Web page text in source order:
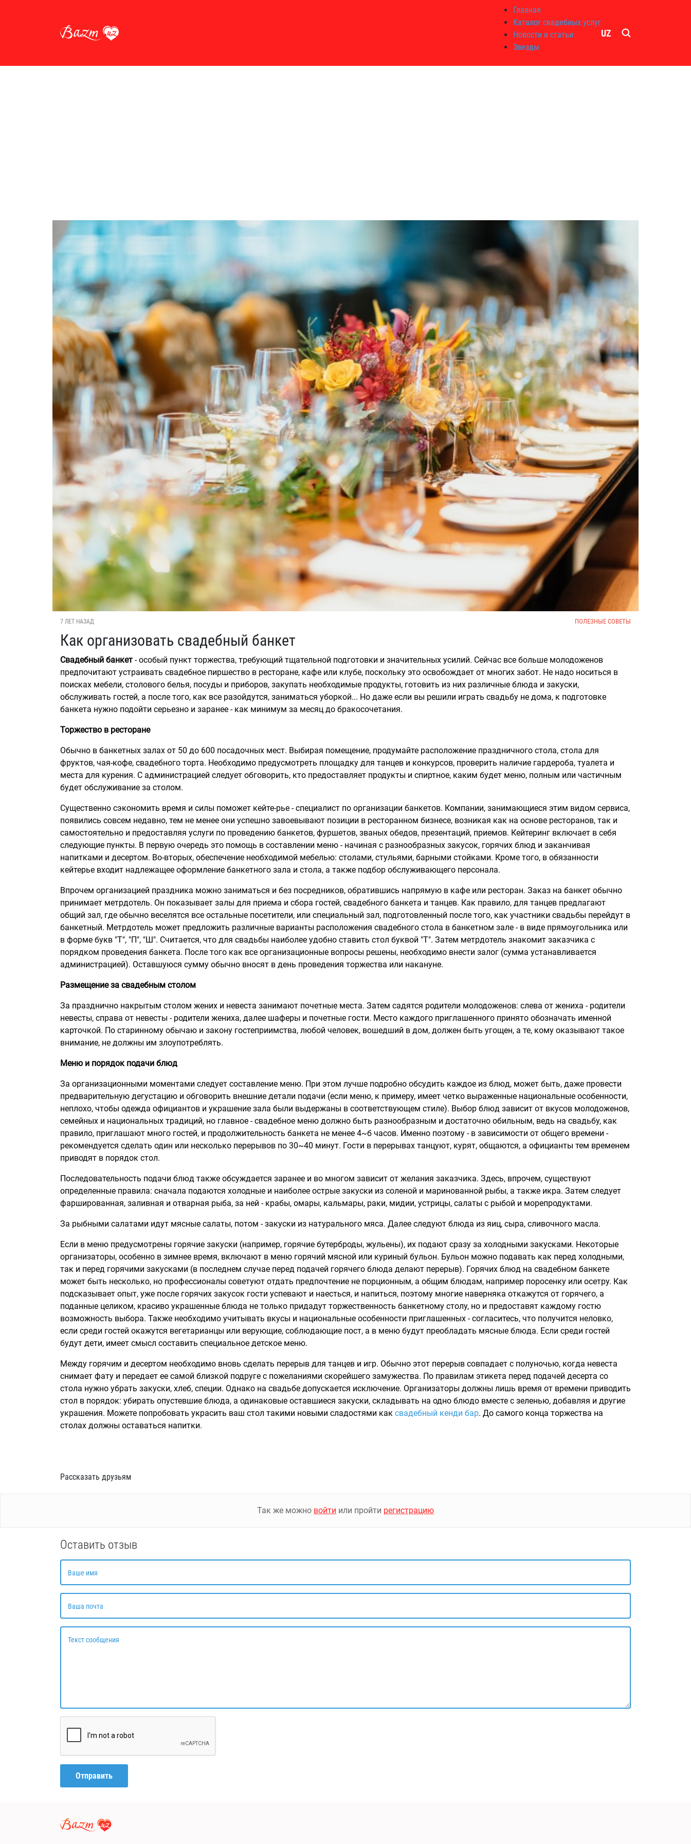
Главная
Каталог свадебных услуг
Новости и статьи
Звезды
UZ
7 ЛЕТ НАЗАД ПОЛЕЗНЫЕ СОВЕТЫ
Как организовать свадебный банкет
Свадебный банкет - особый пункт торжества, требующий тщательной подготовки и значительных усилий. Сейчас все больше молодоженов
предпочитают устраивать свадебное пиршество в ресторане, кафе или клубе, поскольку это освобождает от многих забот. Не надо носиться в
поисках мебели, столового белья, посуды и приборов, закупать необходимые продукты, готовить из них различные блюда и закуски,
обслуживать гостей, а после того, как все разойдутся, заниматься уборкой... Но даже если вы решили играть свадьбу не дома, к подготовке
банкета нужно подойти серьезно и заранее - как минимум за месяц до бракосочетания.
Торжество в ресторане
Обычно в банкетных залах от 50 до 600 посадочных мест. Выбирая помещение, продумайте расположение праздничного стола, стола для
фруктов, чая-кофе, свадебного торта. Необходимо предусмотреть площадку для танцев и конкурсов, проверить наличие гардероба, туалета и
места для курения. С администрацией следует обговорить, кто предоставляет продукты и спиртное, каким будет меню, полным или частичным
будет обслуживание за столом.
Существенно сэкономить время и силы поможет кейте-рье - специалист по организации банкетов. Компании, занимающиеся этим видом сервиса,
появились совсем недавно, тем не менее они успешно завоевывают позиции в ресторанном бизнесе, возникая как на основе ресторанов, так и
самостоятельно и предоставляя услуги по проведению банкетов, фуршетов, званых обедов, презентаций, приемов. Кейтеринг включает в себя
следующие пункты. В первую очередь это помощь в составлении меню - начиная с разнообразных закусок, горячих блюд и заканчивая
напитками и десертом. Во-вторых, обеспечение необходимой мебелью: столами, стульями, барными стойками. Кроме того, в обязанности
кейтерье входит надлежащее оформление банкетного зала и стола, а также подбор обслуживающего персонала.
Впрочем организацией праздника можно заниматься и без посредников, обратившись напрямую в кафе или ресторан. Заказ на банкет обычно
принимает метрдотель. Он показывает залы для приема и сбора гостей, свадебного банкета и танцев. Как правило, для танцев предлагают
общий зал, где обычно веселятся все остальные посетители, или специальный зал, подготовленный после того, как участники свадьбы перейдут в
банкетный. Метрдотель может предложить различные варианты расположения свадебного стола в банкетном зале - в виде прямоугольника или
в форме букв "Т", "П", "Ш". Считается, что для свадьбы наиболее удобно ставить стол буквой "Т". Затем метрдотель знакомит заказчика с
порядком проведения банкета. После того как все организационные вопросы решены, необходимо внести залог (сумма устанавливается
администрацией). Оставшуюся сумму обычно вносят в день проведения торжества или накануне.
Размещение за свадебным столом
За празднично накрытым столом жених и невеста занимают почетные места. Затем садятся родители молодоженов: слева от жениха - родители
невесты, справа от невесты - родители жениха, далее шаферы и почетные гости. Место каждого приглашенного принято обозначать именной
карточкой. По старинному обычаю и закону гостеприимства, любой человек, вошедший в дом, должен быть угощен, а те, кому оказывают такое
внимание, не должны им злоупотреблять.
Меню и порядок подачи блюд
За организационными моментами следует составление меню. При этом лучше подробно обсудить каждое из блюд, может быть, даже провести
предварительную дегустацию и обговорить внешние детали подачи (если меню, к примеру, имеет четко выраженные национальные особенности,
неплохо, чтобы одежда официантов и украшение зала были выдержаны в соответствующем стиле). Выбор блюд зависит от вкусов молодоженов,
семейных и национальных традиций, но главное - свадебное меню должно быть разнообразным и достаточно обильным, ведь на свадьбу, как
правило, приглашают много гостей, и продолжительность банкета не менее 4~б часов. Именно поэтому - в зависимости от общего времени -
рекомендуется сделать один или несколько перерывов по 30~40 минут. Гости в перерывах танцуют, курят, общаются, а официанты тем временем
приводят в порядок стол.
Последовательность подачи блюд также обсуждается заранее и во многом зависит от желания заказчика. Здесь, впрочем, существуют
определенные правила: сначала подаются холодные и наиболее острые закуски из соленой и маринованной рыбы, а также икра. Затем следует
фаршированная, заливная и отварная рыба, за ней - крабы, омары, кальмары, раки, мидии, устрицы, салаты с рыбой и морепродуктами.
За рыбными салатами идут мясные салаты, потом - закуски из натурального мяса. Далее следуют блюда из яиц, сыра, сливочного масла.
Если в меню предусмотрены горячие закуски (например, горячие бутерброды, жульены), их подают сразу за холодными закусками. Некоторые
организаторы, особенно в зимнее время, включают в меню горячий мясной или куриный бульон. Бульон можно подавать как перед холодными,
так и перед горячими закусками (в последнем случае перед подачей горячего блюда делают перерыв). Горячих блюд на свадебном банкете
может быть несколько, но профессионалы советуют отдать предпочтение не порционным, а общим блюдам, например поросенку или осетру. Как
подсказывает опыт, уже после горячих закусок гости успевают и наесться, и напиться, поэтому многие наверняка откажутся от горячего, а
поданные целиком, красиво украшенные блюда не только придадут торжественность банкетному столу, но и предоставят каждому гостю
возможность выбора. Также необходимо учитывать вкусы и национальные особенности приглашенных - согласитесь, что получится неловко,
если среди гостей окажутся вегетарианцы или верующие, соблюдающие пост, а в меню будут преобладать мясные блюда. Если среди гостей
будут дети, имеет смысл составить специальное детское меню.
Между горячим и десертом необходимо вновь сделать перерыв для танцев и игр. Обычно этот перерыв совпадает с полуночью, когда невеста
снимает фату и передает ее самой близкой подруге с пожеланиями скорейшего замужества. По правилам этикета перед подачей десерта со
стола нужно убрать закуски, хлеб, специи. Однако на свадьбе допускается исключение. Организаторы должны лишь время от времени приводить
стол в порядок: убирать опустевшие блюда, а одинаковые оставшиеся закуски, складывать на одно блюдо вместе с зеленью, добавляя и другие
украшения. Можете попробовать украсить ваш стол такими новыми сладостями как свадебный кенди бар. До самого конца торжества на
столах должны оставаться напитки.
Рассказать друзьям
Так же можно войти или пройти регистрацию
Оставить отзыв
Ваше имя
Ваша почта
Текст сообщения
Отправить